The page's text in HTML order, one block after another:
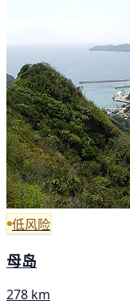
低风险
母岛
278 km